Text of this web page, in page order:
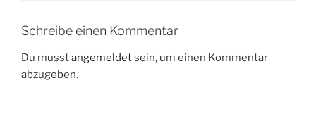
Schreibe einen Kommentar
Du musstangemeldetsein, um einen Kommentar
abzugeben.